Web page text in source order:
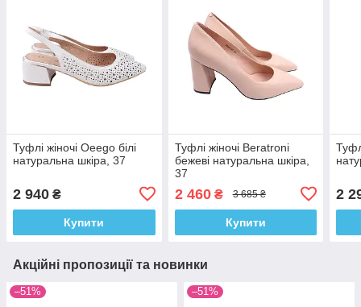
Туфлі жіночі Oeego білі
натуральна шкіра, 37
2 940 ₴
Купити
Туфлі жіночі Beratroni
бежеві натуральна шкіра,
37
2 460₴ 3 685 ₴
Купити
2
Акційні пропозиції та новинки
–51% –51%